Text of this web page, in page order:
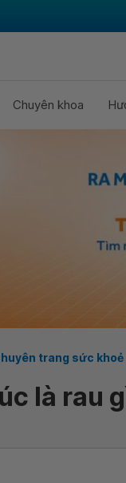
Chuyên khoa
trang sức khoẻ
là rau